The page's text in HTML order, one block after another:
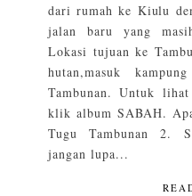
dari rumah ke Kiulu
jalan baru yang
Lokasi tujuan ke
hutan,masuk
Tambunan. Untuk
klik album SABAH.
Tugu Tambunan 2.
jangan lupa...